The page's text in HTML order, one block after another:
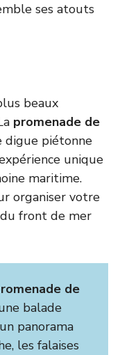
ses atouts
beaux
promenade de
digue piétonne
unique
maritime.
organiser votre
front de mer
de
balade
panorama
les falaises